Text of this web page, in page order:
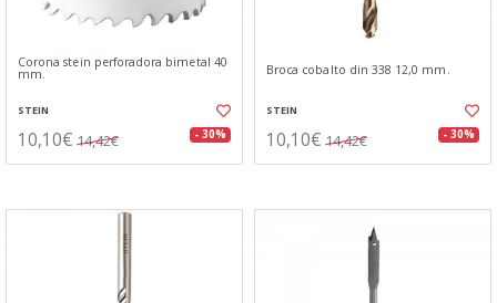
Corona stein perforadora bimetal 40
mm.
STEIN
10,10€ 14,42€ - 30%
Broca cobalto din 338 12,0 mm.
STEIN
10,10€ 14,42€ - 30%